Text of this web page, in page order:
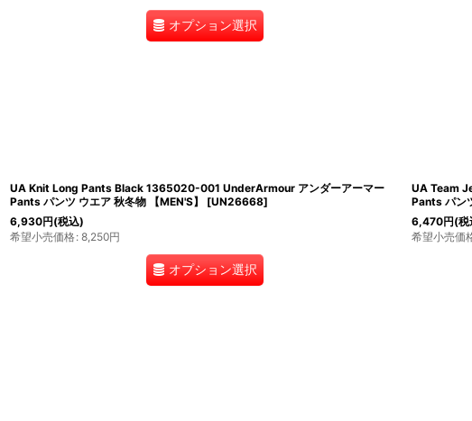
オプション選択
UA Knit Long Pants Black 1365020-001 UnderArmour アンダーアーマー
Pants パンツ ウエア 秋冬物 【MEN'S】
[UN26668]
6,930円(税込)
希望小売価格: 8,250円
オプション選択
UA Team
Pants パン
6,470円(税
希望小売価